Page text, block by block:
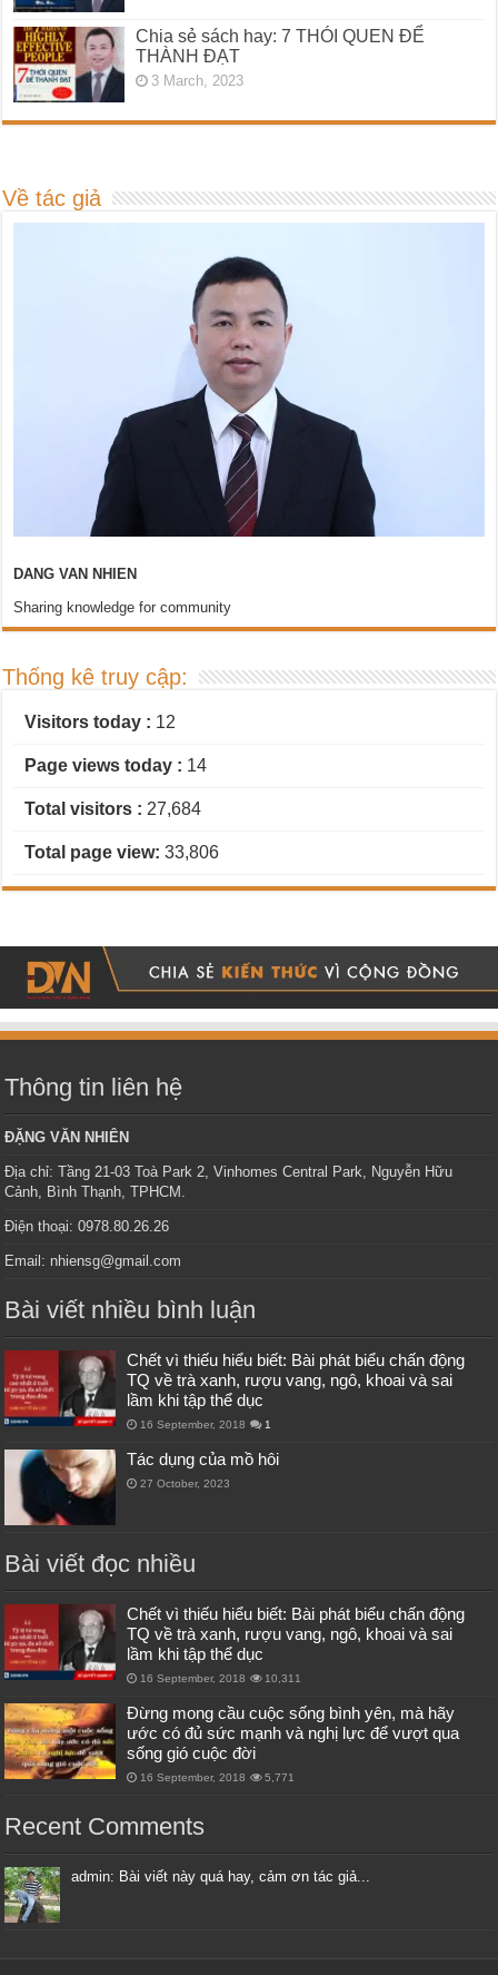
Chia sẻ sách hay: 7 THÓI QUEN ĐỂ
THÀNH ĐẠT
3 March, 2023
Về tác giả
DANG VAN NHIEN
Sharing knowledge for community
Thống kê truy cập:
Visitors today : 12
Page views today : 14
Total visitors : 27,684
Total page view:33,806
Thông tin liên hệ
ĐẶNG VĂN NHIÊN
Địa chỉ: Tầng 21-03 Toà Park 2, Vinhomes Central Park, Nguyễn Hữu
Cảnh, Bình Thạnh, TPHCM.
Điện thoại: 0978.80.26.26
Email: nhiensg@gmail.com
Bài viết nhiều bình luận
Chết vì thiếu hiểu biết: Bài phát biểu chấn động
TQ về trà xanh, rượu vang, ngô, khoai và sai
lầm khi tập thể dục
16 September, 2018 1
Tác dụng của mồ hôi
27 October, 2023
Bài viết đọc nhiều
Chết vì thiếu hiểu biết: Bài phát biểu chấn động
TQ về trà xanh, rượu vang, ngô, khoai và sai
lầm khi tập thể dục
16 September, 2018 10,311
Đừng mong cầu cuộc sống bình yên, mà hãy
ước có đủ sức mạnh và nghị lực để vượt qua
sống gió cuộc đời
16 September, 2018 5,771
Recent Comments
admin: Bài viết này quá hay, cảm ơn tác giả...